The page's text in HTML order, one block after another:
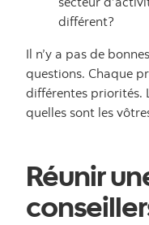
différent?
Il n’y a pas de
questions. Chaque
différentes priorités.
quelles sont les
Réunir